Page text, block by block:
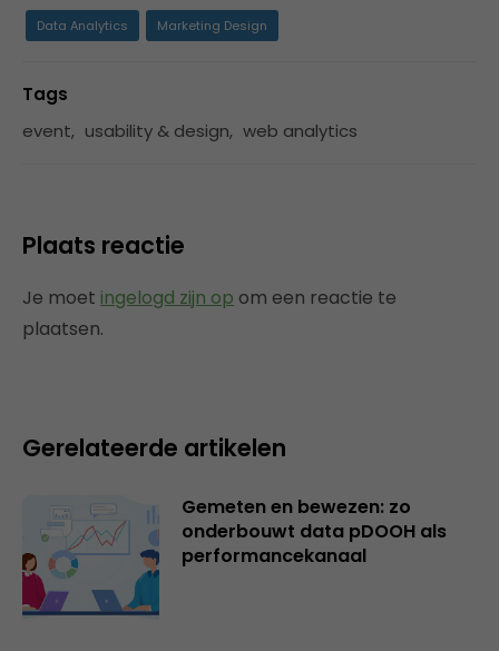
Data Analytics Marketing Design
Tags
event, usability & design, web analytics
Plaats reactie
Je moet ingelogd zijn op om een reactie te
plaatsen.
Gerelateerde artikelen
Gemeten en bewezen: zo
onderbouwt data pDOOH als
performancekanaal